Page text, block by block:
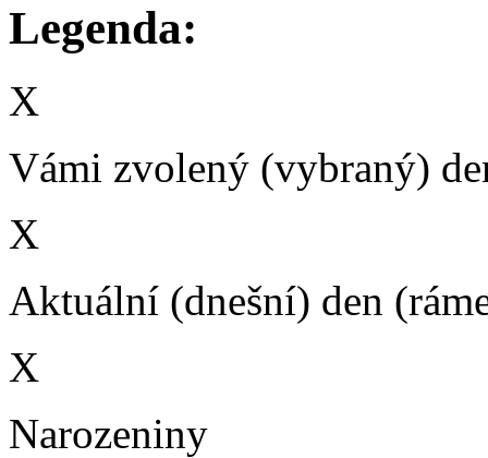
Legenda:
X
Vámi zvolený (vybraný)
X
Aktuální (dnešní) den
X
Narozeniny